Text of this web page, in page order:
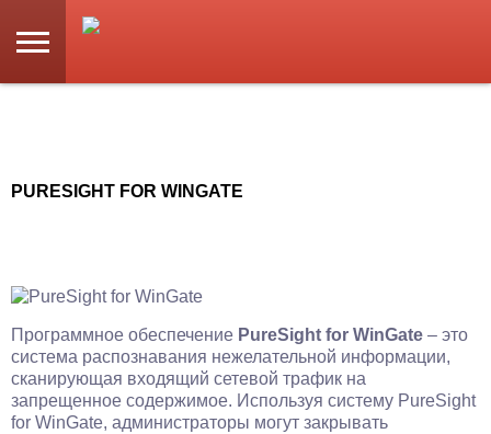
PURESIGHT FOR WINGATE
Программное обеспечение PureSight for WinGate – это
система распознавания нежелательной информации,
сканирующая входящий сетевой трафик на
запрещенное содержимое. Используя систему PureSight
for WinGate, администраторы могут закрывать